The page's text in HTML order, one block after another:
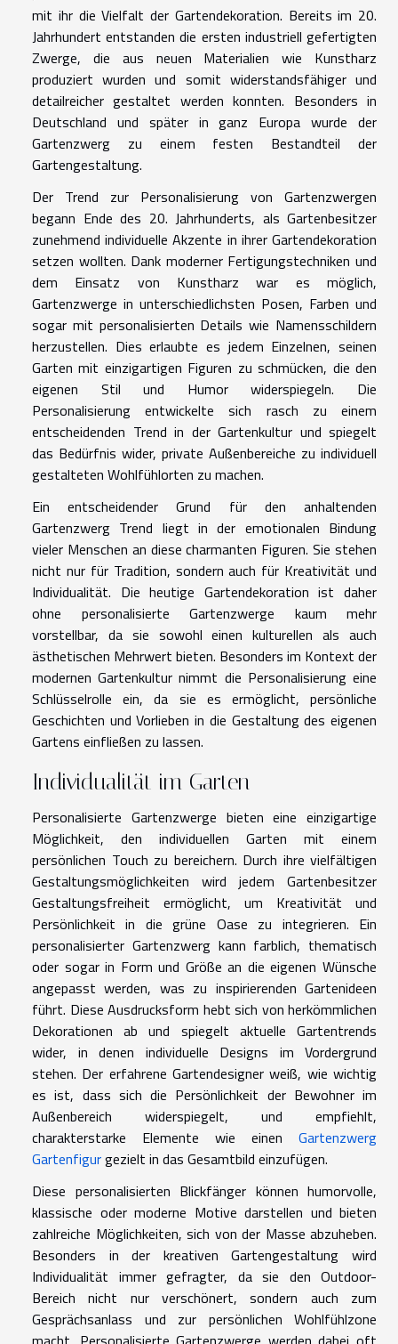
mit ihr die Vielfalt der Gartendekoration. Bereits im 20.
Jahrhundert entstanden die ersten industriell gefertigten
Zwerge, die aus neuen Materialien wie Kunstharz
produziert wurden und somit widerstandsfähiger und
detailreicher gestaltet werden konnten. Besonders in
Deutschland und später in ganz Europa wurde der
Gartenzwerg zu einem festen Bestandteil der
Gartengestaltung.
Der Trend zur Personalisierung von Gartenzwergen
begann Ende des 20. Jahrhunderts, als Gartenbesitzer
zunehmend individuelle Akzente in ihrer Gartendekoration
setzen wollten. Dank moderner Fertigungstechniken und
dem Einsatz von Kunstharz war es möglich,
Gartenzwerge in unterschiedlichsten Posen, Farben und
sogar mit personalisierten Details wie Namensschildern
herzustellen. Dies erlaubte es jedem Einzelnen, seinen
Garten mit einzigartigen Figuren zu schmücken, die den
eigenen Stil und Humor widerspiegeln. Die
Personalisierung entwickelte sich rasch zu einem
entscheidenden Trend in der Gartenkultur und spiegelt
das Bedürfnis wider, private Außenbereiche zu individuell
gestalteten Wohlfühlorten zu machen.
Ein entscheidender Grund für den anhaltenden
Gartenzwerg Trend liegt in der emotionalen Bindung
vieler Menschen an diese charmanten Figuren. Sie stehen
nicht nur für Tradition, sondern auch für Kreativität und
Individualität. Die heutige Gartendekoration ist daher
ohne personalisierte Gartenzwerge kaum mehr
vorstellbar, da sie sowohl einen kulturellen als auch
ästhetischen Mehrwert bieten. Besonders im Kontext der
modernen Gartenkultur nimmt die Personalisierung eine
Schlüsselrolle ein, da sie es ermöglicht, persönliche
Geschichten und Vorlieben in die Gestaltung des eigenen
Gartens einfließen zu lassen.
Individualität im Garten
Personalisierte Gartenzwerge bieten eine einzigartige
Möglichkeit, den individuellen Garten mit einem
persönlichen Touch zu bereichern. Durch ihre vielfältigen
Gestaltungsmöglichkeiten wird jedem Gartenbesitzer
Gestaltungsfreiheit ermöglicht, um Kreativität und
Persönlichkeit in die grüne Oase zu integrieren. Ein
personalisierter Gartenzwerg kann farblich, thematisch
oder sogar in Form und Größe an die eigenen Wünsche
angepasst werden, was zu inspirierenden Gartenideen
führt. Diese Ausdrucksform hebt sich von herkömmlichen
Dekorationen ab und spiegelt aktuelle Gartentrends
wider, in denen individuelle Designs im Vordergrund
stehen. Der erfahrene Gartendesigner weiß, wie wichtig
es ist, dass sich die Persönlichkeit der Bewohner im
Außenbereich widerspiegelt, und empfiehlt,
charakterstarke Elemente wie einen Gartenzwerg
Gartenfigurgezielt in das Gesamtbild einzufügen.
Diese personalisierten Blickfänger können humorvolle,
klassische oder moderne Motive darstellen und bieten
zahlreiche Möglichkeiten, sich von der Masse abzuheben.
Besonders in der kreativen Gartengestaltung wird
Individualität immer gefragter, da sie den Outdoor-
Bereich nicht nur verschönert, sondern auch zum
Gesprächsanlass und zur persönlichen Wohlfühlzone